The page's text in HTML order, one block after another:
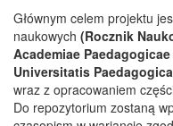
Głównym celem projektu
naukowych (Rocznik
Academiae
Universitatis
wraz z opracowaniem
Do repozytorium zostaną